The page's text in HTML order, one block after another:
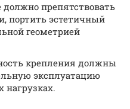
препятствовать
портить эстетичный
геометрией
крепления должны
эксплуатацию